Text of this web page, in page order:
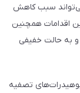
سبب کاهش
اقدامات همچنین
به حالت خفیفی
تصفیه